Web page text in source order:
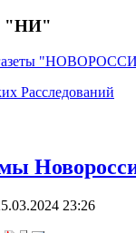
"НИ"
газеты
Расследований
23:26